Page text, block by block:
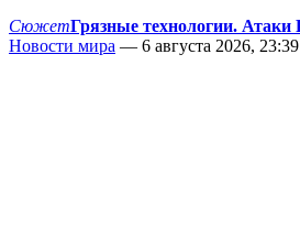
СюжетГрязные технологии.
Новости мира — 6 августа 2026, 23:39